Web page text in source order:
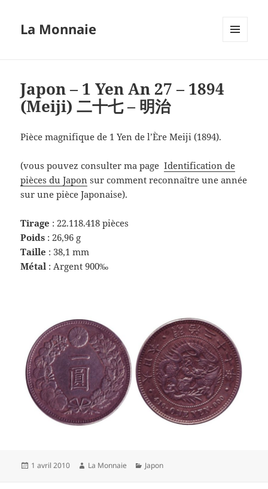
La Monnaie
Japon – 1 Yen An 27 – 1894
(Meiji) 二十七 – 明治
Pièce magnifique de 1 Yen de l’Ère Meiji (1894).
(vous pouvez consulter ma pageIdentification de
pièces du Japon sur comment reconnaître une année
sur une pièce Japonaise).
Tirage : 22.118.418 pièces
Poids : 26,96 g
Taille : 38,1 mm
Métal : Argent 900‰
Publié
1 avril 2010 Auteur
La Monnaie Catégories
Japon